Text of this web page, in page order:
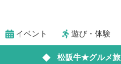
イベント 遊び・体験
松阪牛★グルメ旅